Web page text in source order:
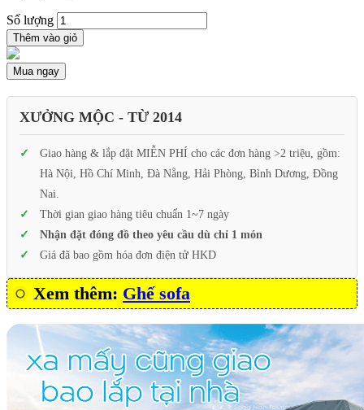
Số lượng
Thêm vào giỏ
Mua ngay
XƯỞNG MỘC - TỪ 2014
Giao hàng & lắp đặt MIỄN PHÍ cho các đơn hàng >2 triệu, gồm:
Hà Nội, Hồ Chí Minh, Đà Nẵng, Hải Phòng, Bình Dương, Đồng
Nai.
Thời gian giao hàng tiêu chuẩn 1~7 ngày
Nhận đặt đóng đồ theo yêu cầu dù chỉ 1 món
Giá đã bao gồm hóa đơn điện tử HKD
Xem thêm: Ghế sofa